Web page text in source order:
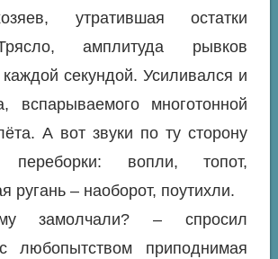
утратившая остатки
амплитуда рывков
секундой. Усиливался и
вспарываемого многотонной
А вот звуки по ту сторону
переборки: вопли, топот,
ругань – наоборот, поутихли.
замолчали? – спросил
любопытством приподнимая